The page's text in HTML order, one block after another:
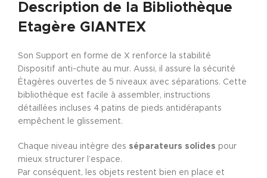
Description de la Bibliothèque
Etagère GIANTEX
Son Support en forme de X renforce la stabilité
Dispositif anti-chute au mur. Aussi, il assure la sécurité
Étagères ouvertes de 5 niveaux avec séparations. Cette
bibliothèque est facile à assembler, instructions
détaillées incluses 4 patins de pieds antidérapants
empêchent le glissement.
Chaque niveau intègre des séparateurs solides pour
mieux structurer l’espace.
Par conséquent, les objets restent bien en place et